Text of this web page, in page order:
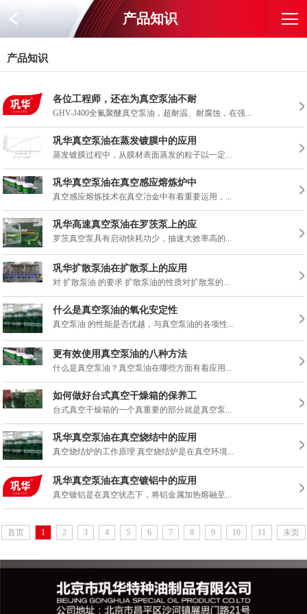
产品知识
产品知识
各位工程师，还在为真空泵油不耐
GHV-J400全氟聚醚真空泵油，超耐温、耐腐蚀，在强...
巩华真空泵油在蒸发镀膜中的应用
蒸发镀膜过程中，从膜材表面蒸发的粒子以一定...
巩华真空泵油在真空感应熔炼炉中
真空感应熔炼技术在真空冶金中有着重要运用，...
巩华高速真空泵油在罗茨泵上的应
罗茨真空泵具有启动快耗功少，抽速大效率高的...
巩华扩散泵油在扩散泵上的应用
对 扩散泵油 的要求 扩散泵油的性质对扩散泵的...
什么是真空泵油的氧化安定性
真空泵油 的性能是否优越，与真空泵油的各项性...
更有效使用真空泵油的八种方法
什么是真空泵油？真空泵油在哪些方面有着应用...
如何做好台式真空干燥箱的保养工
台式真空干燥箱的一个真重要的部分就是真空泵...
巩华真空泵油在真空烧结中的应用
真空烧结炉的工作原理 真空烧结炉是在真空环境...
巩华真空泵油在真空镀铝中的应用
真空镀铝是在真空状态下，将铝金属加热熔融至...
首页 1 2 3 4 5 6 7 8 9 10 11 末页